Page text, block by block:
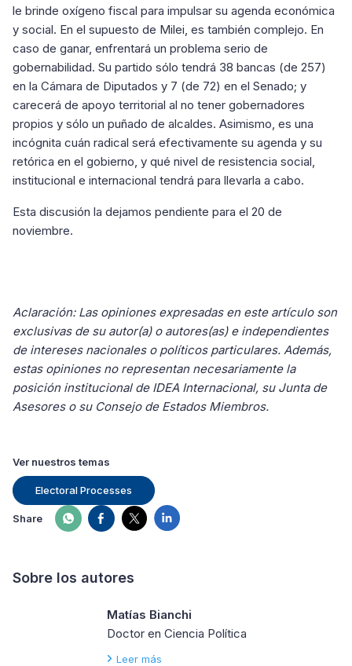
le brinde oxígeno fiscal para impulsar su agenda económica
y social. En el supuesto de Milei, es también complejo. En
caso de ganar, enfrentará un problema serio de
gobernabilidad. Su partido sólo tendrá 38 bancas (de 257)
en la Cámara de Diputados y 7 (de 72) en el Senado; y
carecerá de apoyo territorial al no tener gobernadores
propios y sólo un puñado de alcaldes. Asimismo, es una
incógnita cuán radical será efectivamente su agenda y su
retórica en el gobierno, y qué nivel de resistencia social,
institucional e internacional tendrá para llevarla a cabo.
Esta discusión la dejamos pendiente para el 20 de
noviembre.
Aclaración: Las opiniones expresadas en este artículo son
exclusivas de su autor(a) o autores(as) e independientes
de intereses nacionales o políticos particulares. Además,
estas opiniones no representan necesariamente la
posición institucional de IDEA Internacional, su Junta de
Asesores o su Consejo de Estados Miembros.
Ver nuestros temas
Electoral Processes
Share
Sobre los autores
Matías Bianchi
Doctor en Ciencia Política
Leer más